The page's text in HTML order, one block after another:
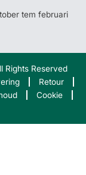
tem februari
Rights Reserved
Retour
Cookie